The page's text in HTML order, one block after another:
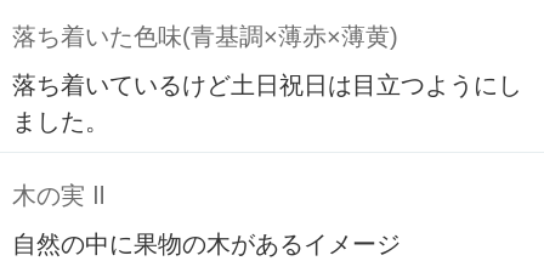
落ち着いた色味(青基調×薄赤×薄黄)
落ち着いているけど土日祝日は目立つようにし
ました。
木の実 Ⅱ
自然の中に果物の木があるイメージ